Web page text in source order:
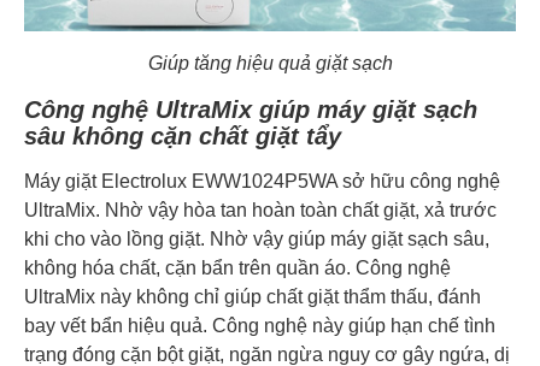
Giúp tăng hiệu quả giặt sạch
Công nghệ UltraMix giúp máy giặt sạch
sâu không cặn chất giặt tẩy
Máy giặt Electrolux EWW1024P5WA sở hữu công nghệ
UltraMix. Nhờ vậy hòa tan hoàn toàn chất giặt, xả trước
khi cho vào lồng giặt. Nhờ vậy giúp máy giặt sạch sâu,
không hóa chất, cặn bẩn trên quần áo. Công nghệ
UltraMix này không chỉ giúp chất giặt thẩm thấu, đánh
bay vết bẩn hiệu quả. Công nghệ này giúp hạn chế tình
trạng đóng cặn bột giặt, ngăn ngừa nguy cơ gây ngứa, dị